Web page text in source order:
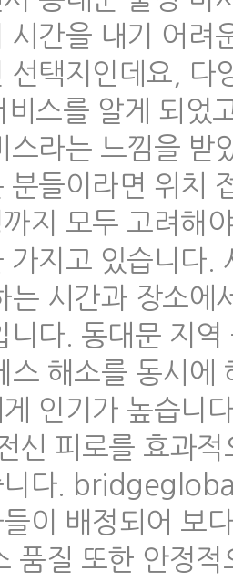
시간을 내기 어려
선택지인데요,
스를 알게 되었
스라는 느낌을 받
분들이라면 위치
까지 모두 고려해
가지고 있습니다.
는 시간과 장소에
니다. 동대문 지
스 해소를 동시에
인기가 높습니
신 피로를 효과
니다.
이 배정되어 보
품질 또한 안정